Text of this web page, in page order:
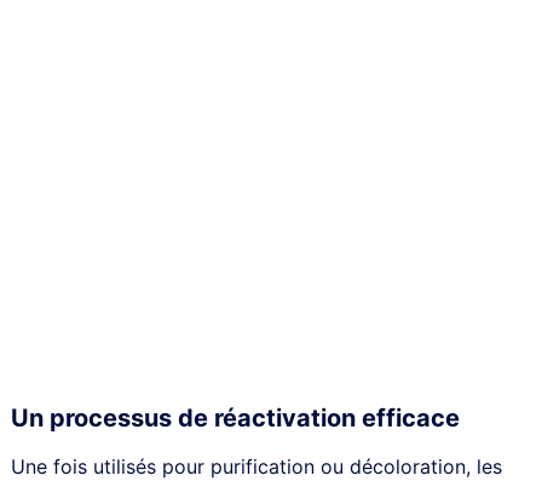
Un processus de réactivation efficace
Une fois utilisés pour purification ou décoloration, les